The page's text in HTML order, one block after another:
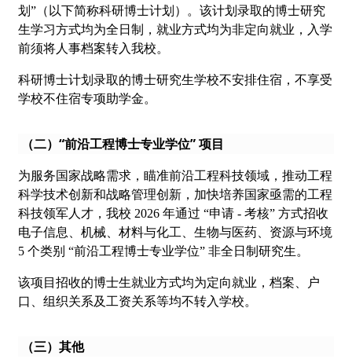
划”（以下简称科研博士计划）。该计划录取的博士研究
生学习方式均为全日制，就业方式均为非定向就业，入学
前须将人事档案转入我校。
科研博士计划录取的博士研究生学校不安排住宿，不享受
学校不住宿专项助学金。
（二）“前沿工程博士专业学位” 项目
为服务国家战略需求，瞄准前沿工程科技领域，推动工程
科学技术创新和战略管理创新，加快培养国家亟需的工程
科技领军人才，我校 2026 年通过 “申请 - 考核” 方式招收
电子信息、机械、材料与化工、生物与医药、资源与环境
5 个类别 “前沿工程博士专业学位” 非全日制研究生。
该项目招收的博士生就业方式均为定向就业，档案、户
口、组织关系及工资关系等均不转入学校。
（三）其他